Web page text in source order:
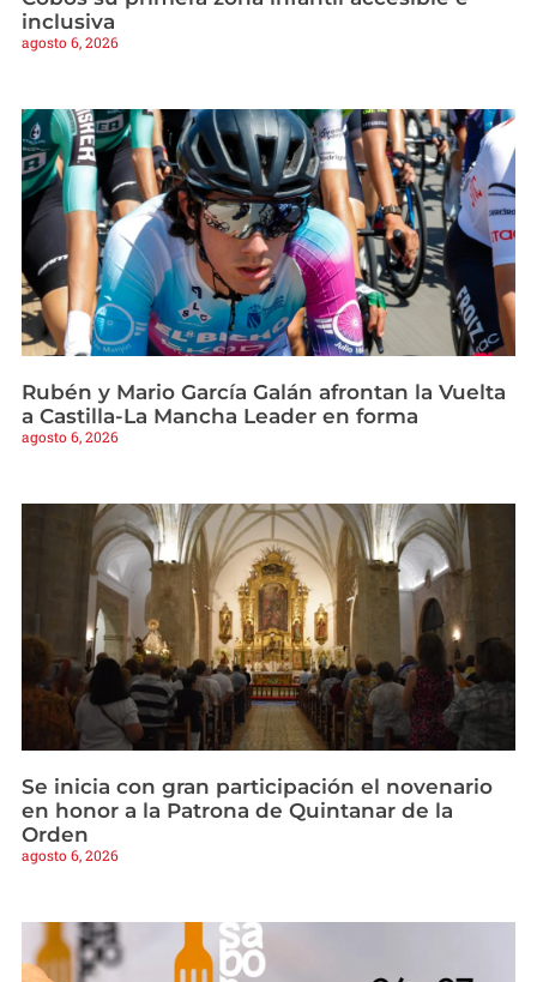
inclusiva
agosto 6, 2026
Rubén y Mario García Galán afrontan la Vuelta
a Castilla-La Mancha Leader en forma
agosto 6, 2026
Se inicia con gran participación el novenario
en honor a la Patrona de Quintanar de la
Orden
agosto 6, 2026